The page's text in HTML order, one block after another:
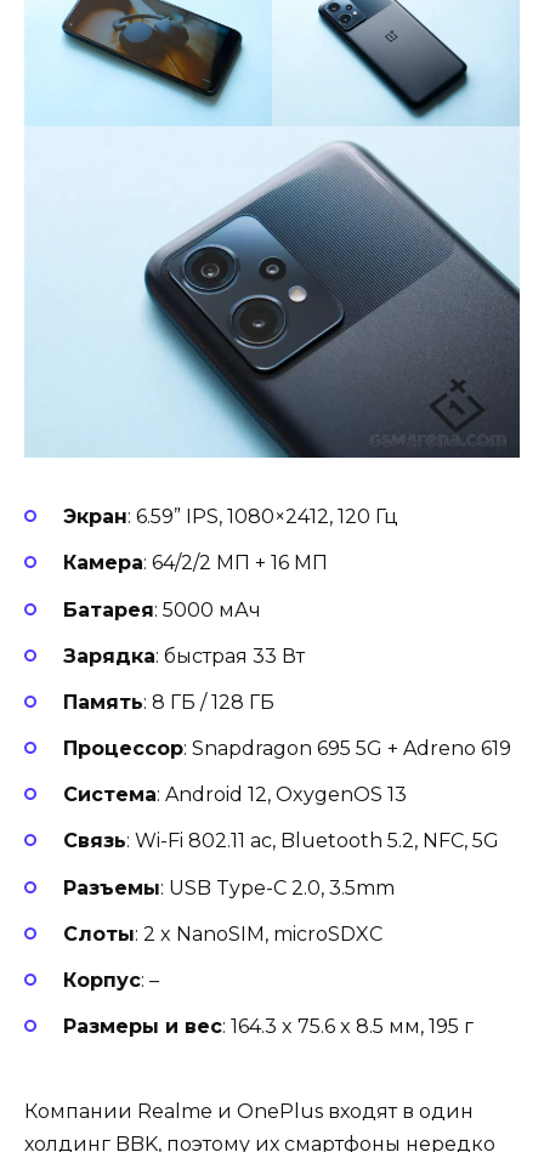
Экран: 6.59” IPS, 1080×2412, 120 Гц
Камера: 64/2/2 МП + 16 МП
Батарея: 5000 мАч
Зарядка: быстрая 33 Вт
Память: 8 ГБ / 128 ГБ
Процессор: Snapdragon 695 5G + Adreno 619
Система: Android 12, OxygenOS 13
Связь: Wi-Fi 802.11 ac, Bluetooth 5.2, NFC, 5G
Разъемы: USB Type-C 2.0, 3.5mm
Слоты: 2 x NanoSIM, microSDXC
Корпус: –
Размеры и вес: 164.3 x 75.6 x 8.5 мм, 195 г
Компании Realme и OnePlus входят в один
холдинг BBK, поэтому их смартфоны нередко